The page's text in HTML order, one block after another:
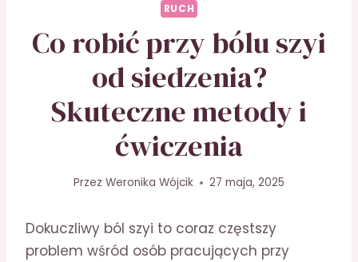
RUCH
Co robić przy bólu szyi
od siedzenia?
Skuteczne metody i
ćwiczenia
Przez Weronika Wójcik 27 maja, 2025
Dokuczliwy ból szyi to coraz częstszy
problem wśród osób pracujących przy